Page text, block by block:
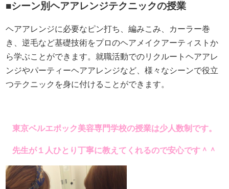
■シーン別ヘアアレンジテクニックの授業
ヘアアレンジに必要なピン打ち、編みこみ、カーラー巻
き、逆毛など基礎技術をプロのヘアメイクアーティストか
ら学ぶことができます。就職活動でのリクルートヘアアレ
ンジやパーティーヘアアレンジなど、様々なシーンで役立
つテクニックを身に付けることができます。
東京ベルエポック美容専門学校の授業は少人数制です。
先生が１人ひとり丁寧に教えてくれるので安心です＾＾